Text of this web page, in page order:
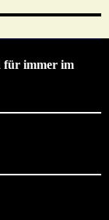
für immer im